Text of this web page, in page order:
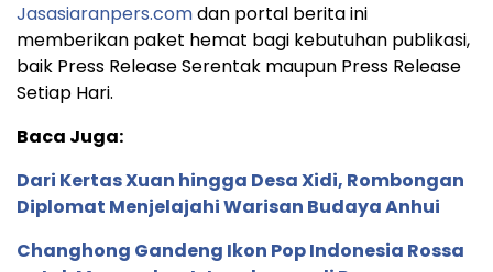
Jasasiaranpers.comdan portal berita ini
memberikan paket hemat bagi kebutuhan publikasi,
baik Press Release Serentak maupun Press Release
Setiap Hari.
Baca Juga:
Dari Kertas Xuan hingga Desa Xidi, Rombongan
Diplomat Menjelajahi Warisan Budaya Anhui
Changhong Gandeng Ikon Pop Indonesia Rossa